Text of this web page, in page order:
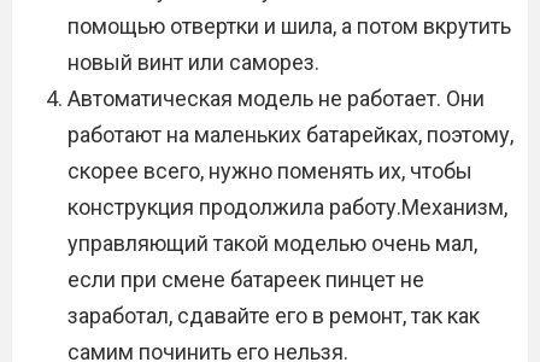
помощью отвертки и шила, а потом вкрутить
новый винт или саморез.
Автоматическая модель не работает. Они
работают на маленьких батарейках, поэтому,
скорее всего, нужно поменять их, чтобы
конструкция продолжила работу.Механизм,
управляющий такой моделью очень мал,
если при смене батареек пинцет не
заработал, сдавайте его в ремонт, так как
самим починить его нельзя.